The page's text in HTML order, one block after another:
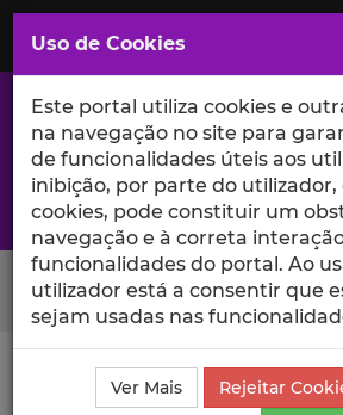
Saltar
para
Conteúdo
Principal
A excelência da investigação e
Search Button
Ciência_Iscte Comunicações
da Comunicação
Uso de Cookies
Este portal utiliza cookies e
na navegação no site para
de funcionalidades úteis aos
inibição, por parte do utilizador,
cookies, pode constituir um
navegação e à correta
funcionalidades do portal. Ao
utilizador está a consentir que
sejam usadas nas
Ver Mais
Rejeitar